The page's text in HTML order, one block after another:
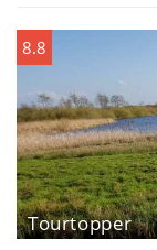
8.8
Tourtopper